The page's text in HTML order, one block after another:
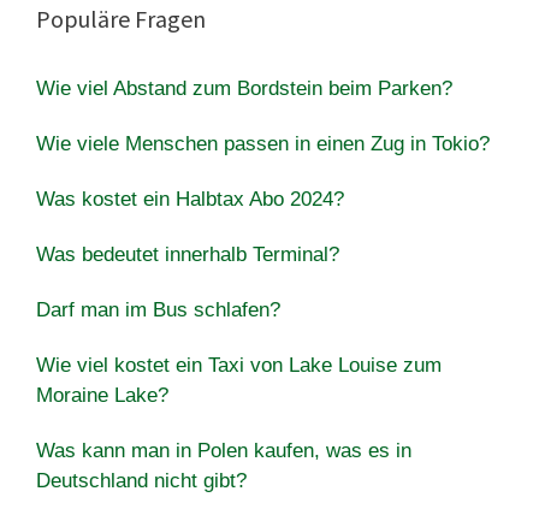
Populäre Fragen
Wie viel Abstand zum Bordstein beim Parken?
Wie viele Menschen passen in einen Zug in Tokio?
Was kostet ein Halbtax Abo 2024?
Was bedeutet innerhalb Terminal?
Darf man im Bus schlafen?
Wie viel kostet ein Taxi von Lake Louise zum
Moraine Lake?
Was kann man in Polen kaufen, was es in
Deutschland nicht gibt?